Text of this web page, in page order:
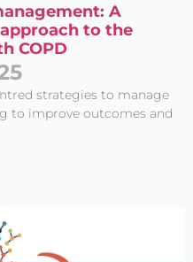
A
to the
COPD
strategies to manage
to improve outcomes and